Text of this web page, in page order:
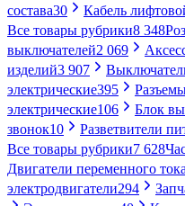
состава30 Кабель
Все товары рубрики8 348
выключателей2 069
изделий3 907
электрические395
электрические106 Блок
звонок10 Разветвители
Все товары рубрики7 628
Двигатели переменного тока
электродвигатели294